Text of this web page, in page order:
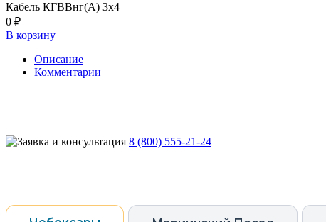
Кабель КГВВнг(А) 3х4
0 ₽
В корзину
Описание
Комментарии
8 (800) 555-21-24